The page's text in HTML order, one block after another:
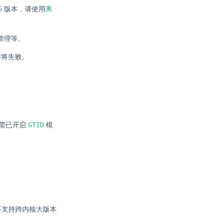
版本，请使用离
等。
失败。
已开启 GTID 模
持跨内核大版本